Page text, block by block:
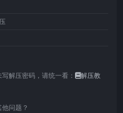
解压密码，请统一看：
解压教
问题？